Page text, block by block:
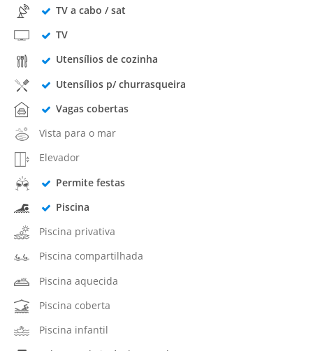
TV a cabo / sat
TV
Utensílios de cozinha
Utensílios p/ churrasqueira
Vagas cobertas
Vista para o mar
Elevador
Permite festas
Piscina
Piscina privativa
Piscina compartilhada
Piscina aquecida
Piscina coberta
Piscina infantil